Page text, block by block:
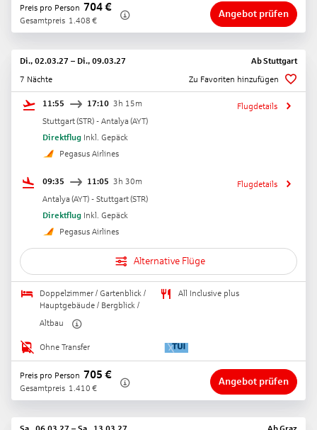
Preis pro Person 704€
Gesamtpreis 1.408 €
Angebot prüfen
Di., 02.03.27 – Di., 09.03.27 AbStuttgart
7 Nächte
Zu Favoriten hinzufügen
11:55 17:10 3h 15m
Stuttgart(STR) - Antalya (AYT)
Direktflug Inkl. Gepäck
Pegasus Airlines
Flugdetails
09:35 11:05 3h 30m
Antalya (AYT) - Stuttgart(STR)
Direktflug Inkl. Gepäck
Pegasus Airlines
Flugdetails
Alternative Flüge
Doppelzimmer / Gartenblick /
Hauptgebäude / Bergblick /
Altbau
All Inclusive plus
Ohne Transfer
Preis pro Person 705 €
Gesamtpreis 1.410 €
Angebot prüfen